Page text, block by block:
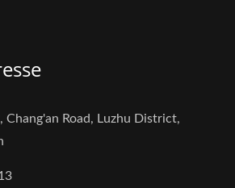
Chang'an Road, Luzhu District,